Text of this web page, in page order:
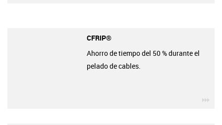
CFRIP®
Ahorro de tiempo del 50 % durante el
pelado de cables.